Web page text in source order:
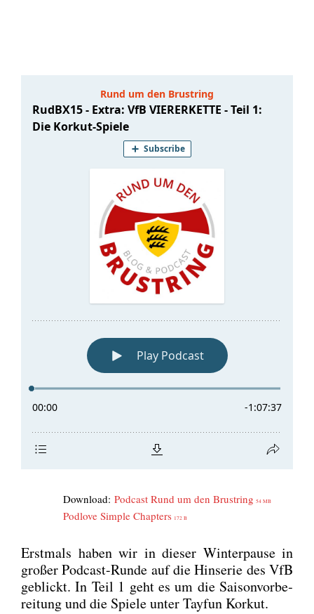
Down­load: Pod­cast Rund um den Brust­ring 54 MB
Pod­l­ove Simp­le Chap­ters 172 B
Erst­mals haben wir in die­ser Win­ter­pau­se in
gro­ßer Pod­cast-Run­de auf die Hin­se­rie des VfB
geblickt. In Teil 1 geht es um die Sai­son­vor­be­
rei­tung und die Spie­le unter Tay­fun Korkut.